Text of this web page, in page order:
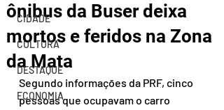
CIDADE
CULTURA
DESTAQUE
ECONOMIA
ônibus da Buser deixa
mortos e feridos na Zona
da Mata
Segundo informações da PRF, cinco
pessoas que ocupavam o carro